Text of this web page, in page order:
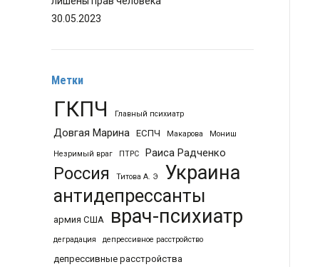
30.05.2023
Метки
ГКПЧ Главный психиатр
Довгая Марина ЕСПЧ Макарова Мониш
Незримый враг ПТРС Раиса Радченко
Россия Титова А. Э Украина
антидепрессанты
армия США врач-психиатр
деградация депрессивное расстройство
депрессивные расстройства